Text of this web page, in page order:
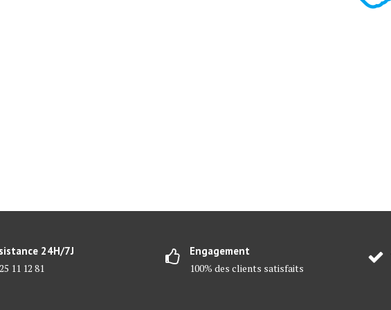
24H/7J
11 12 81
Engagement
100% des clients satisfaits